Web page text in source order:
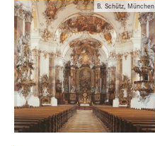
B. Schütz, München